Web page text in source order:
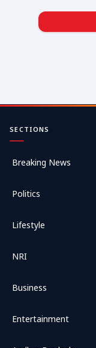
SECTIONS
Breaking News
Politics
Lifestyle
NRI
Business
Entertainment